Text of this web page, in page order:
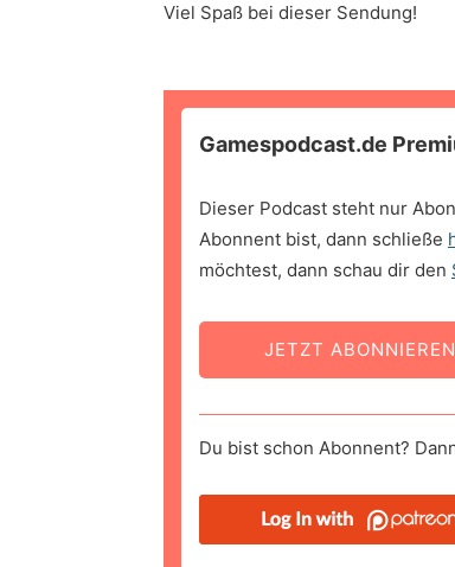
Viel Spaß bei dieser Sendung!
Gamespodcast.de
Dieser Podcast steht nur
Abonnent bist, dann schließe
möchtest, dann schau dir den
JETZT ABONNIEREN
Du bist schon Abonnent?